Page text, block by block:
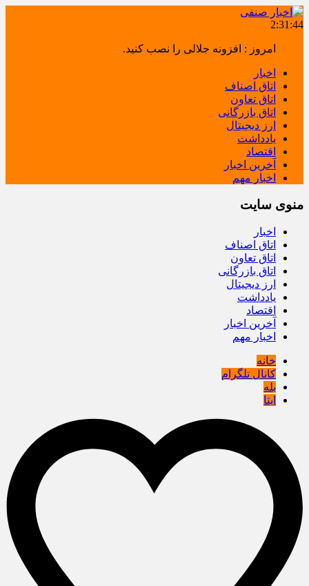
2:31:44
امروز : افزونه جلالی را نصب کنید.
اخبار
اتاق اصناف
اتاق تعاون
اتاق بازرگانی
ارز دیجیتال
یادداشت
اقتصاد
آخرین اخبار
اخبار مهم
منوی سایت
اخبار
اتاق اصناف
اتاق تعاون
اتاق بازرگانی
ارز دیجیتال
یادداشت
اقتصاد
آخرین اخبار
اخبار مهم
خانه
کانال تلگرام
بله
ایتا